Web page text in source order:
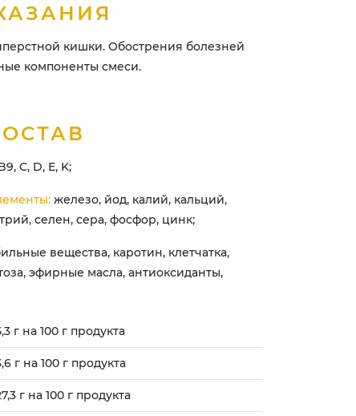
кишки. Обострения болезней
компоненты смеси.
C, D, E, K;
железо, йод, калий, кальций,
селен, сера, фосфор, цинк;
вещества, каротин, клетчатка,
эфирные масла, антиоксиданты,
г на 100 г продукта
г на 100 г продукта
г на 100 г продукта